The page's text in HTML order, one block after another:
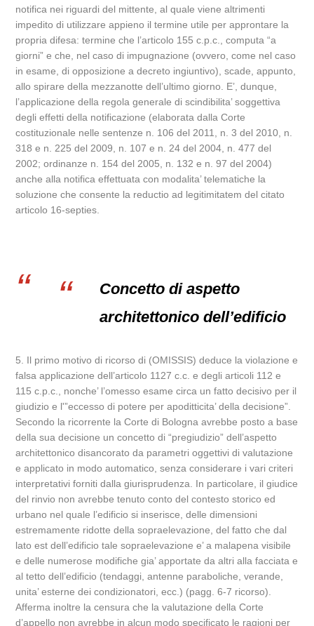
notifica nei riguardi del mittente, al quale viene altrimenti
impedito di utilizzare appieno il termine utile per approntare la
propria difesa: termine che l’articolo 155 c.p.c., computa “a
giorni” e che, nel caso di impugnazione (ovvero, come nel caso
in esame, di opposizione a decreto ingiuntivo), scade, appunto,
allo spirare della mezzanotte dell’ultimo giorno. E’, dunque,
l’applicazione della regola generale di scindibilita’ soggettiva
degli effetti della notificazione (elaborata dalla Corte
costituzionale nelle sentenze n. 106 del 2011, n. 3 del 2010, n.
318 e n. 225 del 2009, n. 107 e n. 24 del 2004, n. 477 del
2002; ordinanze n. 154 del 2005, n. 132 e n. 97 del 2004)
anche alla notifica effettuata con modalita’ telematiche la
soluzione che consente la reductio ad legitimitatem del citato
articolo 16-septies.
Concetto di aspetto
architettonico dell’edificio
5. Il primo motivo di ricorso di (OMISSIS) deduce la violazione e
falsa applicazione dell’articolo 1127 c.c. e degli articoli 112 e
115 c.p.c., nonche’ l’omesso esame circa un fatto decisivo per il
giudizio e l'”eccesso di potere per apoditticita’ della decisione”.
Secondo la ricorrente la Corte di Bologna avrebbe posto a base
della sua decisione un concetto di “pregiudizio” dell’aspetto
architettonico disancorato da parametri oggettivi di valutazione
e applicato in modo automatico, senza considerare i vari criteri
interpretativi forniti dalla giurisprudenza. In particolare, il giudice
del rinvio non avrebbe tenuto conto del contesto storico ed
urbano nel quale l’edificio si inserisce, delle dimensioni
estremamente ridotte della sopraelevazione, del fatto che dal
lato est dell’edificio tale sopraelevazione e’ a malapena visibile
e delle numerose modifiche gia’ apportate da altri alla facciata e
al tetto dell’edificio (tendaggi, antenne paraboliche, verande,
unita’ esterne dei condizionatori, ecc.) (pagg. 6-7 ricorso).
Afferma inoltre la censura che la valutazione della Corte
d’appello non avrebbe in alcun modo specificato le ragioni per